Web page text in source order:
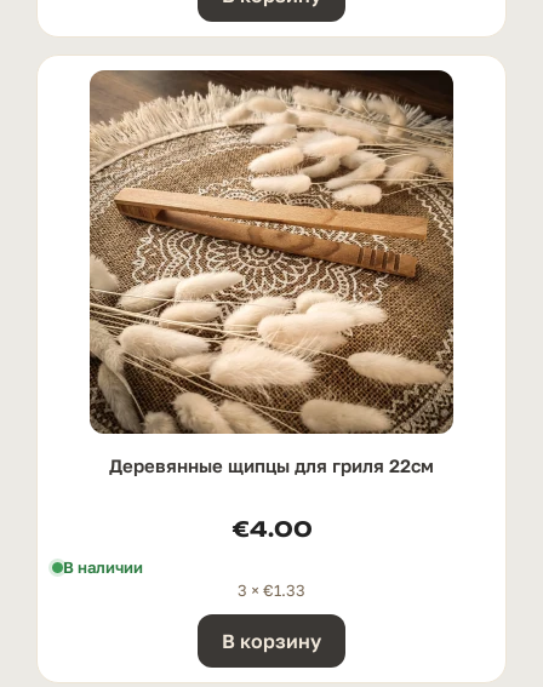
Деревянные щипцы для гриля 22см
€4.00
В наличии
3 × €1.33
В корзину